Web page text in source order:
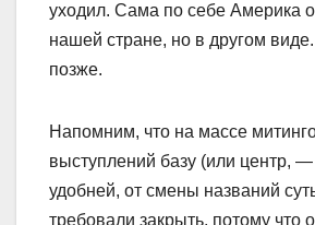
уходил. Сама по себе Америка
нашей стране, но в другом
позже.
Напомним, что на массе
выступлений базу (или центр, —
удобней, от смены названий
требовали закрыть, потому что